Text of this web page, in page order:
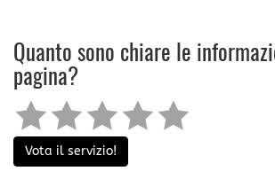
Quanto sono chiare le
pagina?
Vota il servizio!